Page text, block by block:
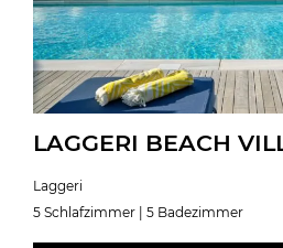
LAGGERI BEACH
Laggeri
5 Schlafzimmer | 5 Badezimmer